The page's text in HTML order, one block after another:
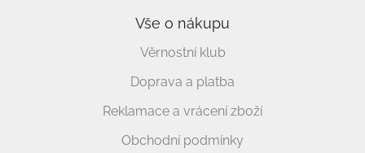
Vše o nákupu
Věrnostní klub
Doprava a platba
Reklamace a vrácení zboží
Obchodní podmínky